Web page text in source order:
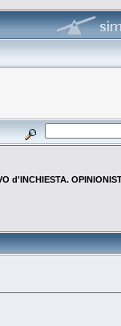
d'INCHIESTA.